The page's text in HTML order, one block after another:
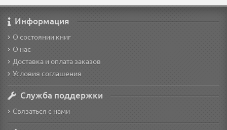
Информация
О состоянии книг
О нас
Доставка и оплата заказов
Условия соглашения
Служба поддержки
Связаться с нами